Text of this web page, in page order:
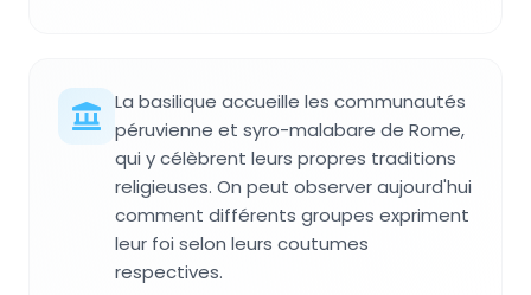
La basilique accueille les communautés
péruvienne et syro-malabare de Rome,
qui y célèbrent leurs propres traditions
religieuses. On peut observer aujourd'hui
comment différents groupes expriment
leur foi selon leurs coutumes
respectives.